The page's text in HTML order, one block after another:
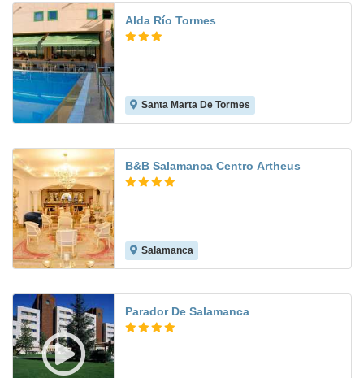
Alda Río Tormes
Santa Marta De Tormes
B&B Salamanca Centro Artheus
Salamanca
Parador De Salamanca